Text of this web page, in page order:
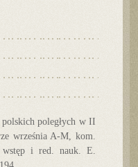
poległych w II
września A-M, kom.
i red. nauk. E.